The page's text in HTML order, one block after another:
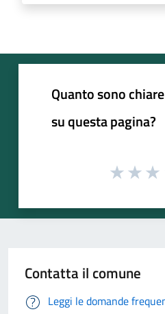
Quanto sono
su questa pagina?
Contatta il comune
Leggi le domande